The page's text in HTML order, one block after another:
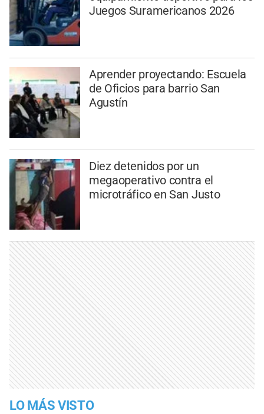
Juegos Suramericanos 2026
Aprender proyectando: Escuela
de Oficios para barrio San
Agustín
Diez detenidos por un
megaoperativo contra el
microtráfico en San Justo
LO MÁS VISTO